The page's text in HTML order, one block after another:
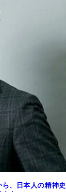
、日本人の精神史